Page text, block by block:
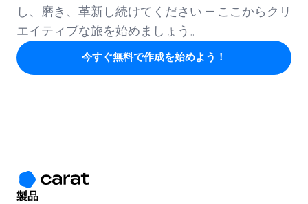
し、磨き、革新し続けてください — ここからクリ
エイティブな旅を始めましょう。
今すぐ無料で作成を始めよう！
製品